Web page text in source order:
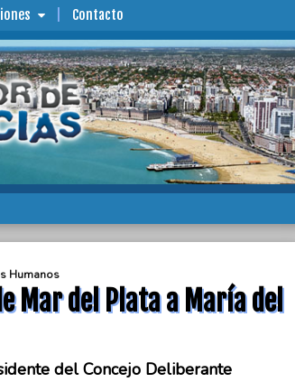
Contacto
Humanos
Mar del Plata a María del
del Concejo Deliberante